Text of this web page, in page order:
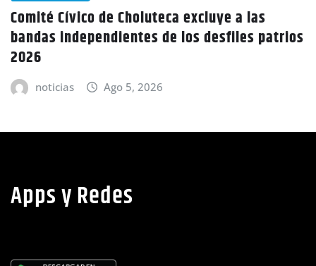
Accidentes de tránsito son la principal causa
de muerte en la zona sur, confirma la Policía
Nacional
noticias Ago 5, 2026
Apps y Redes